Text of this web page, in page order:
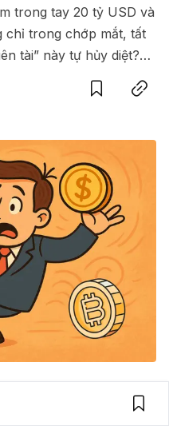
trong tay 20 tỷ USD và
chỉ trong chớp mắt, tất
tài” này tự hủy diệt?
lịch sử ấy?
Save Copy link
thua sạch